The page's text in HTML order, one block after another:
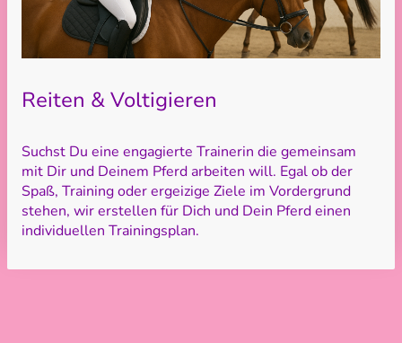
Reiten & Voltigieren
Suchst Du eine engagierte Trainerin die gemeinsam
mit Dir und Deinem Pferd arbeiten will. Egal ob der
Spaß, Training oder ergeizige Ziele im Vordergrund
stehen, wir erstellen für Dich und Dein Pferd einen
individuellen Trainingsplan.